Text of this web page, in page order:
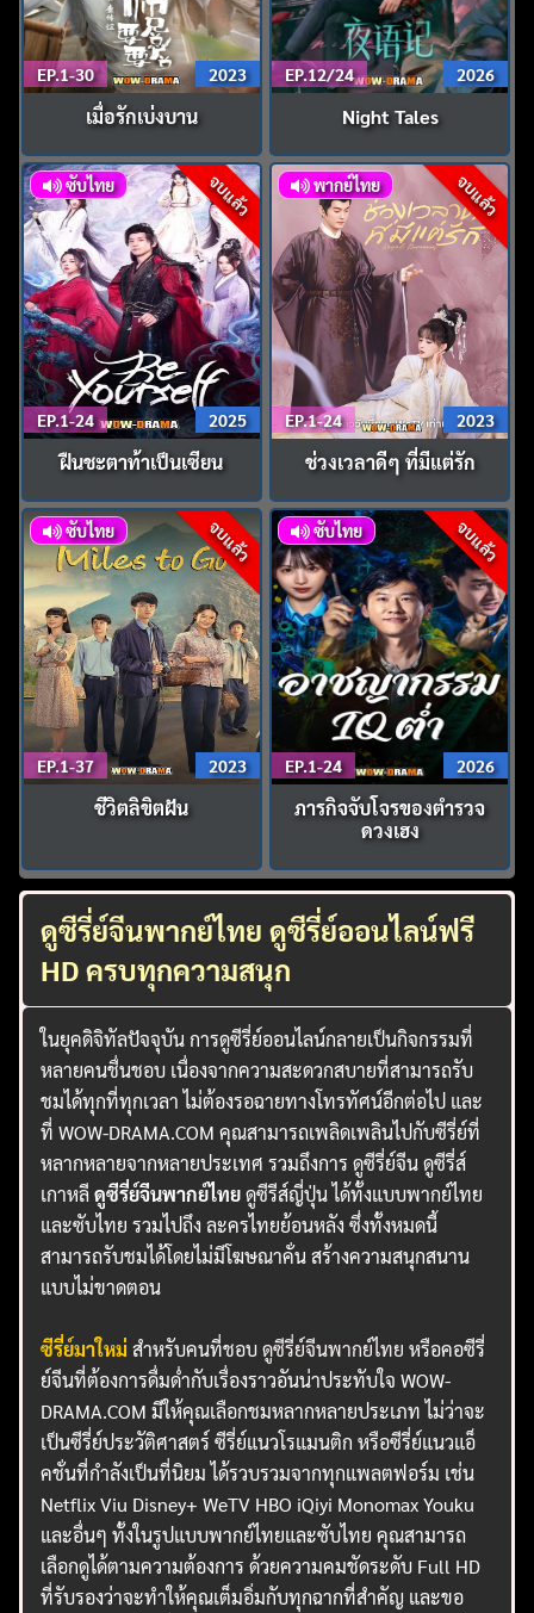
EP.1-30 2023
เมื่อรักเบ่งบาน
EP.12/24 2026
Night Tales
จบแล้ว
ซับไทย
EP.1-24 2025
ฝืนชะตาท้าเป็นเซียน
จบแล้ว
พากย์ไทย
EP.1-24 2023
ช่วงเวลาดีๆ ที่มีแต่รัก
จบแล้ว
ซับไทย
EP.1-37 2023
ชีวิตลิขิตฝัน
จบแล้ว
ซับไทย
EP.1-24 2026
ภารกิจจับโจรของตำรวจ
ดวงเฮง
ดูซีรี่ย์จีนพากย์ไทย ดูซีรี่ย์ออนไลน์ฟรี
HD ครบทุกความสนุก
ในยุคดิจิทัลปัจจุบัน การดูซีรี่ย์ออนไลน์กลายเป็นกิจกรรมที่
หลายคนชื่นชอบ เนื่องจากความสะดวกสบายที่สามารถรับ
ชมได้ทุกที่ทุกเวลา ไม่ต้องรอฉายทางโทรทัศน์อีกต่อไป และ
ที่ WOW-DRAMA.COM คุณสามารถเพลิดเพลินไปกับซีรี่ย์ที่
หลากหลายจากหลายประเทศ รวมถึงการ ดูซีรี่ย์จีน ดูซีรี่ส์
เกาหลีดูซีรี่ย์จีนพากย์ไทยดูซีรีส์ญี่ปุ่น ได้ทั้งแบบพากย์ไทย
และซับไทย รวมไปถึง ละครไทยย้อนหลัง ซึ่งทั้งหมดนี้
สามารถรับชมได้โดยไม่มีโฆษณาคั่น สร้างความสนุกสนาน
แบบไม่ขาดตอน
ซีรี่ย์มาใหม่ สำหรับคนที่ชอบดูซีรี่ย์จีนพากย์ไทย หรือคอซีรี่
ย์จีนที่ต้องการดื่มด่ำกับเรื่องราวอันน่าประทับใจ WOW-
DRAMA.COM มีให้คุณเลือกชมหลากหลายประเภท ไม่ว่าจะ
เป็นซีรี่ย์ประวัติศาสตร์ ซีรี่ย์แนวโรแมนติก หรือซีรี่ย์แนวแอ็
คชั่นที่กำลังเป็นที่นิยม ได้รวบรวมจากทุกแพลตฟอร์ม เช่น
Netflix Viu Disney+ WeTV HBO iQiyi Monomax Youku
และอื่นๆ ทั้งในรูปแบบพากย์ไทยและซับไทย คุณสามารถ
เลือกดูได้ตามความต้องการ ด้วยความคมชัดระดับ Full HD
ที่รับรองว่าจะทำให้คุณเต็มอิ่มกับทุกฉากที่สำคัญ และขอ